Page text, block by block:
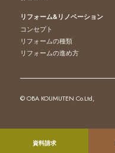
リフォーム&リノベーション
コンセプト
リフォームの種類
リフォームの進め方
© OBA KOUMUTEN Co.Ltd,
資料請求